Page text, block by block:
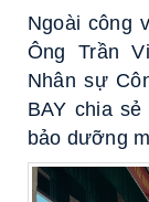
Ngoài công
Ông Trần
Nhân sự
BAY chia
bảo dưỡng